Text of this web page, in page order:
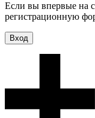
Если вы впервые на
регистрационную
Вход